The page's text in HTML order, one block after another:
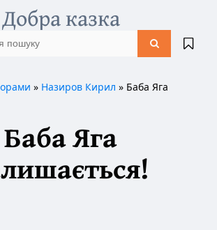
Добра казка
» Назиров Кирил » Баба Яга
Баба Яга